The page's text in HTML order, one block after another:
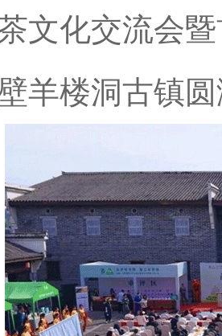
文化交流会
羊楼洞古镇